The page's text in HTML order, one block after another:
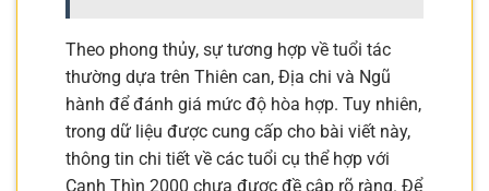
Theo phong thủy, sự tương hợp về tuổi tác
thường dựa trên Thiên can, Địa chi và Ngũ
hành để đánh giá mức độ hòa hợp. Tuy nhiên,
trong dữ liệu được cung cấp cho bài viết này,
thông tin chi tiết về các tuổi cụ thể hợp với
Canh Thìn 2000 chưa được đề cập rõ ràng. Để